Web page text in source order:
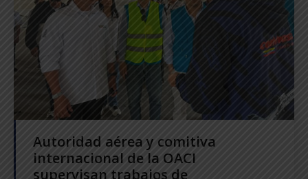
Autoridad aérea y comitiva
internacional de la OACI
supervisan trabajos de